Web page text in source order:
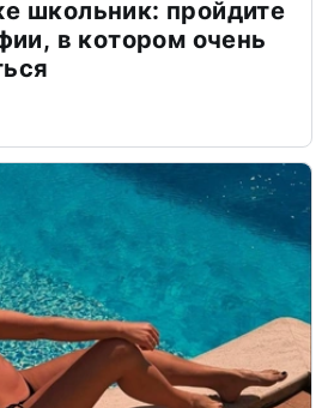
школьник: пройдите
в котором очень